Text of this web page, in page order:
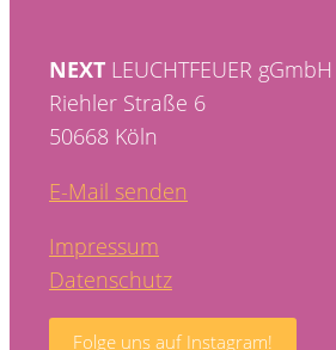
NEXT LEUCHTFEUER gGmbH
Riehler Straße 6
50668 Köln
E-Mail senden
Impressum
Datenschutz
Folge uns auf Instagram!